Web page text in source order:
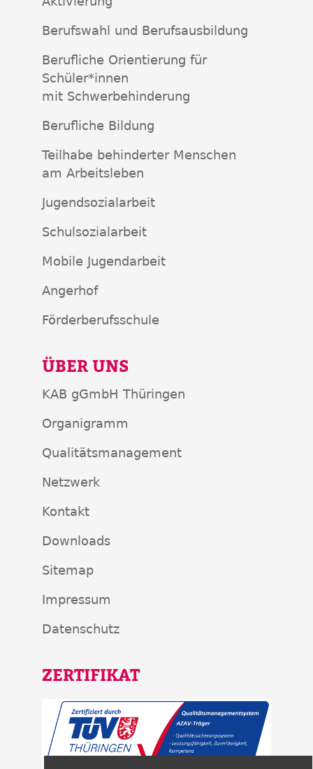
Berufswahl und Berufsausbildung
Berufliche Orientierung für
Schüler*innen
mit Schwerbehinderung
Berufliche Bildung
Teilhabe behinderter Menschen
am Arbeitsleben
Jugendsozialarbeit
Schulsozialarbeit
Mobile Jugendarbeit
Angerhof
Förderberufsschule
ÜBER UNS
KAB gGmbH Thüringen
Organigramm
Qualitätsmanagement
Netzwerk
Kontakt
Downloads
Sitemap
Impressum
Datenschutz
ZERTIFIKAT